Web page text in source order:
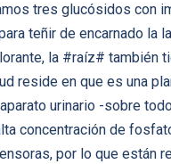
tres glucósidos con
teñir de encarnado la
la #raíz#
reside en que es una
urinario -sobre
concentración de
por lo que están